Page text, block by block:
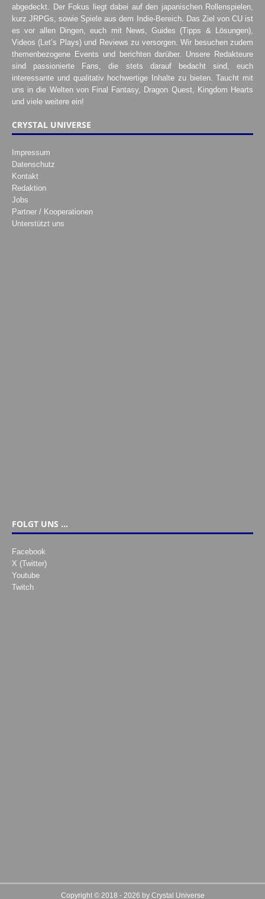
abgedeckt. Der Fokus liegt dabei auf den japanischen Rollenspielen,
kurz JRPGs, sowie Spiele aus dem Indie-Bereich. Das Ziel von CU ist
es vor allen Dingen, euch mit News, Guides (Tipps & Lösungen),
Videos (Let’s Plays) und Reviews zu versorgen. Wir besuchen zudem
themenbezogene Events und berichten darüber. Unsere Redakteure
sind passionierte Fans, die stets darauf bedacht sind, euch
interessante und qualitativ hochwertige Inhalte zu bieten. Taucht mit
uns in die Welten von Final Fantasy, Dragon Quest, Kingdom Hearts
und viele weitere ein!
CRYSTAL UNIVERSE
Impressum
Datenschutz
Kontakt
Redaktion
Jobs
Partner / Kooperationen
Unterstützt uns
FOLGT UNS …
Facebook
X (Twitter)
Youtube
Twitch
Copyright © 2018 - 2026 by Crystal Universe